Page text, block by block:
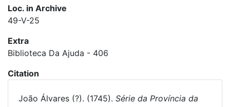
Loc. in Archive
49-V-25
Extra
Biblioteca Da Ajuda - 406
Citation
João Álvares (?). (1745). Série da Província da